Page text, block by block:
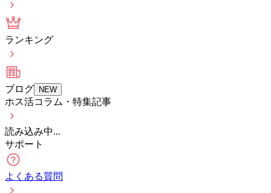
ランキング
ブログ NEW
ホス活コラム・特集記事
読み込み中...
サポート
よくある質問